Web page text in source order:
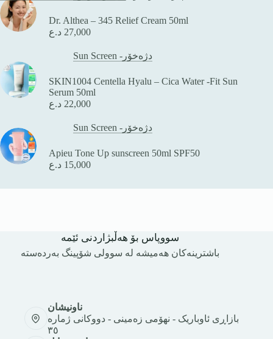
Dr. Althea – 345 Relief Cream 50ml
27,000 د.ع
Sun Screen -دژەخۆر
SKIN1004 Centella Hyalu – Cica Water -Fit Sun
Serum 50ml
22,000 د.ع
Sun Screen -دژەخۆر
Apieu Tone Up sunscreen 50ml SPF50
15,000 د.ع
سووپاس بۆ هەڵبژاردنی ئێمە
باشترینەکان هەمیشە لە سوولی شۆپینگ بەردەستە
ناونیشان
بازاڕی ئاوباریک - نهۆمی زەمینی - دووکانی ژمارە
٣٥